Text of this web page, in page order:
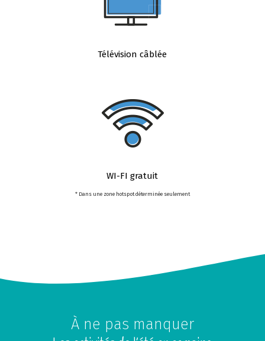
Télévision câblée
WI-FI gratuit
* Dans une zone hotspot déterminée seulement
À ne pas manquer